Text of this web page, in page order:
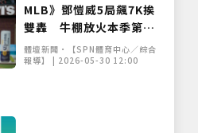
MLB》鄧愷威5局飆7K挨
雙轟 牛棚放火本季第4
勝飛了
體壇新聞•【SPN體育中心／綜合
報導】 | 2026-05-30 12:00